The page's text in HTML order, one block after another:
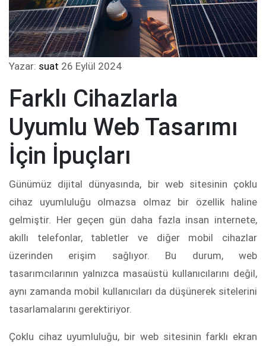
Yazar: suat 26 Eylül 2024
Farklı Cihazlarla
Uyumlu Web Tasarımı
İçin İpuçları
Günümüz dijital dünyasında, bir web sitesinin çoklu
cihaz uyumluluğu olmazsa olmaz bir özellik haline
gelmiştir. Her geçen gün daha fazla insan internete,
akıllı telefonlar, tabletler ve diğer mobil cihazlar
üzerinden erişim sağlıyor. Bu durum, web
tasarımcılarının yalnızca masaüstü kullanıcılarını değil,
aynı zamanda mobil kullanıcıları da düşünerek sitelerini
tasarlamalarını gerektiriyor.
Çoklu cihaz uyumluluğu, bir web sitesinin farklı ekran